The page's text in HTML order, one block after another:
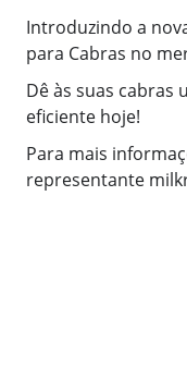
Introduzindo a
para Cabras no
Dê às suas cabras
eficiente hoje!
Para mais
representante